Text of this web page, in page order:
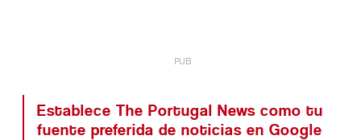
Establece The Portugal News como tu
fuente preferida de noticias en Google